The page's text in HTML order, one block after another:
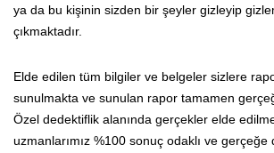
ya da bu kişinin sizden bir şeyler gizleyip
çıkmaktadır.
Elde edilen tüm bilgiler ve belgeler sizlere
sunulmakta ve sunulan rapor tamamen
Özel dedektiflik alanında gerçekler elde
uzmanlarımız %100 sonuç odaklı ve gerçeğe